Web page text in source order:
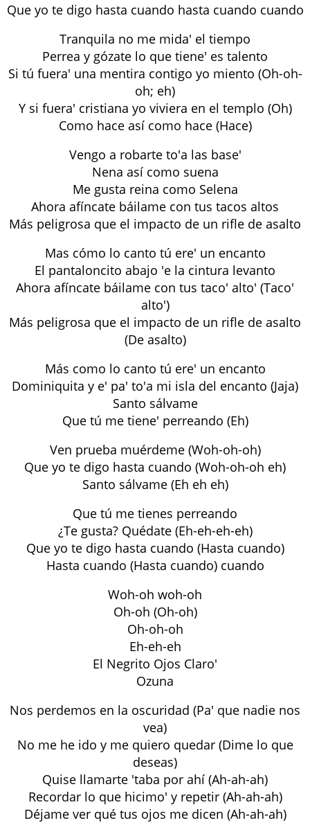
Que yo te digo hasta cuando hasta cuando cuando
Tranquila no me mida' el tiempo
Perrea y gózate lo que tiene' es talento
Si tú fuera' una mentira contigo yo miento (Oh-oh-
oh; eh)
Y si fuera' cristiana yo viviera en el templo (Oh)
Como hace así como hace (Hace)
Vengo a robarte to'a las base'
Nena así como suena
Me gusta reina como Selena
Ahora afíncate báilame con tus tacos altos
Más peligrosa que el impacto de un rifle de asalto
Mas cómo lo canto tú ere' un encanto
El pantaloncito abajo 'e la cintura levanto
Ahora afíncate báilame con tus taco' alto' (Taco'
alto')
Más peligrosa que el impacto de un rifle de asalto
(De asalto)
Más como lo canto tú ere' un encanto
Dominiquita y e' pa' to'a mi isla del encanto (Jaja)
Santo sálvame
Que tú me tiene' perreando (Eh)
Ven prueba muérdeme (Woh-oh-oh)
Que yo te digo hasta cuando (Woh-oh-oh eh)
Santo sálvame (Eh eh eh)
Que tú me tienes perreando
¿Te gusta? Quédate (Eh-eh-eh-eh)
Que yo te digo hasta cuando (Hasta cuando)
Hasta cuando (Hasta cuando) cuando
Woh-oh woh-oh
Oh-oh (Oh-oh)
Oh-oh-oh
Eh-eh-eh
El Negrito Ojos Claro'
Ozuna
Nos perdemos en la oscuridad (Pa' que nadie nos
vea)
No me he ido y me quiero quedar (Dime lo que
deseas)
Quise llamarte 'taba por ahí (Ah-ah-ah)
Recordar lo que hicimo' y repetir (Ah-ah-ah)
Déjame ver qué tus ojos me dicen (Ah-ah-ah)